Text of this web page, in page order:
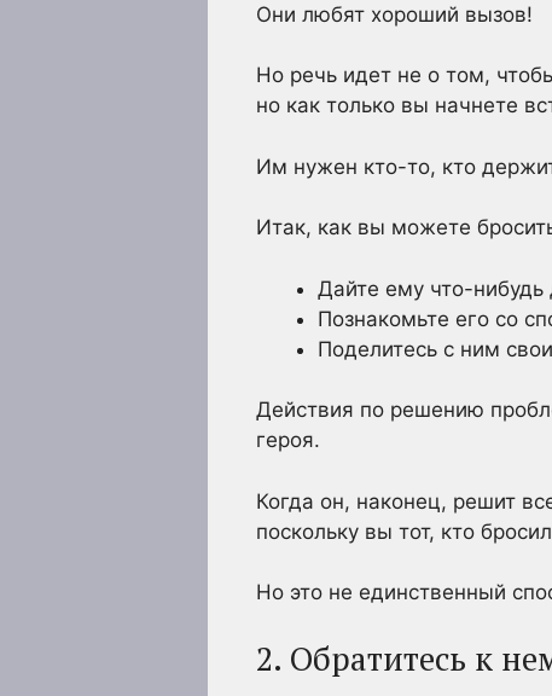
Они любят хороший вызов!
Но речь идет не о том,
но как только вы начнете
Им нужен кто-то, кто
Итак, как вы можете
Дайте ему что-нибудь
Познакомьте его со
Поделитесь с ним
Действия по решению
героя.
Когда он, наконец, решит
поскольку вы тот, кто
Но это не единственный
2. Обратитесь к